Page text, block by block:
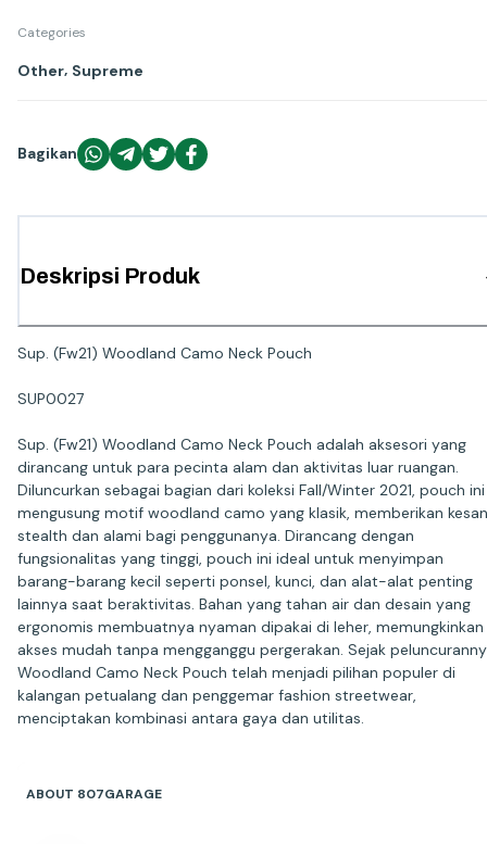
Categories
Other, Supreme
Bagikan
Deskripsi Produk
Sup. (Fw21) Woodland Camo Neck Pouch
SUP0027
Sup. (Fw21) Woodland Camo Neck Pouch adalah aksesori yang
dirancang untuk para pecinta alam dan aktivitas luar ruangan.
Diluncurkan sebagai bagian dari koleksi Fall/Winter 2021, pouch ini
mengusung motif woodland camo yang klasik, memberikan kesan
stealth dan alami bagi penggunanya. Dirancang dengan
fungsionalitas yang tinggi, pouch ini ideal untuk menyimpan
barang-barang kecil seperti ponsel, kunci, dan alat-alat penting
lainnya saat beraktivitas. Bahan yang tahan air dan desain yang
ergonomis membuatnya nyaman dipakai di leher, memungkinkan
akses mudah tanpa mengganggu pergerakan. Sejak
Woodland Camo Neck Pouch telah menjadi pilihan populer di
kalangan petualang dan penggemar fashion streetwear,
menciptakan kombinasi antara gaya dan utilitas.
ABOUT 807GARAGE